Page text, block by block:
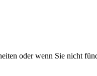
oder wenn Sie nicht